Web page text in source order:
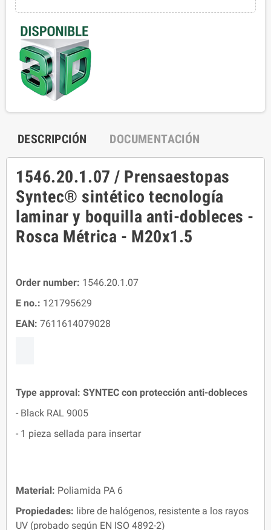
DESCRIPCIÓN DOCUMENTACIÓN
1546.20.1.07 / Prensaestopas
Syntec® sintético tecnología
laminar y boquilla anti-dobleces -
Rosca Métrica - M20x1.5
Order number: 1546.20.1.07
E no.: 121795629
EAN: 7611614079028
Type approval: SYNTEC con protección anti-dobleces
- Black RAL 9005
- 1 pieza sellada para insertar
Material: Poliamida PA 6
Propiedades: libre de halógenos, resistente a los rayos
UV (probado según EN ISO 4892-2)